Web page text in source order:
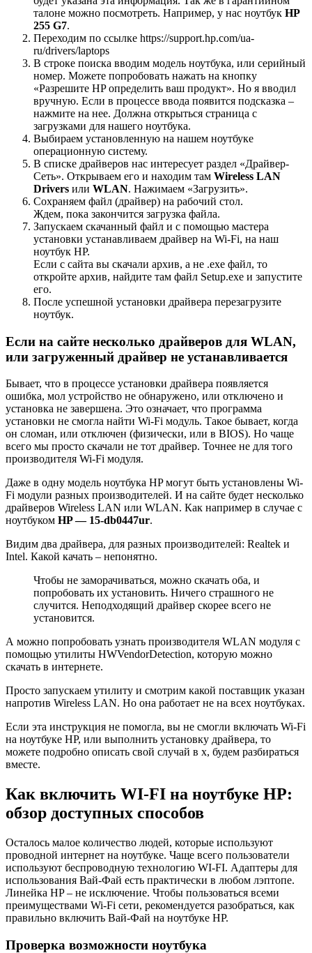
талоне можно посмотреть. Например, у нас ноутбук HP
255 G7.
Переходим по ссылке https://support.hp.com/ua-
ru/drivers/laptops
В строке поиска вводим модель ноутбука, или серийный
номер. Можете попробовать нажать на кнопку
«Разрешите HP определить ваш продукт». Но я вводил
вручную. Если в процессе ввода появится подсказка –
нажмите на нее. Должна открыться страница с
загрузками для нашего ноутбука.
Выбираем установленную на нашем ноутбуке
операционную систему.
В списке драйверов нас интересует раздел «Драйвер-
Сеть». Открываем его и находим там Wireless LAN
Drivers или WLAN. Нажимаем «Загрузить».
Сохраняем файл (драйвер) на рабочий стол.
Ждем, пока закончится загрузка файла.
Запускаем скачанный файл и с помощью мастера
установки устанавливаем драйвер на Wi-Fi, на наш
ноутбук HP.
Если с сайта вы скачали архив, а не .exe файл, то
откройте архив, найдите там файл Setup.exe и запустите
его.
После успешной установки драйвера перезагрузите
ноутбук.
Если на сайте несколько драйверов для WLAN,
или загруженный драйвер не устанавливается
Бывает, что в процессе установки драйвера появляется
ошибка, мол устройство не обнаружено, или отключено и
установка не завершена. Это означает, что программа
установки не смогла найти Wi-Fi модуль. Такое бывает, когда
он сломан, или отключен (физически, или в BIOS). Но чаще
всего мы просто скачали не тот драйвер. Точнее не для того
производителя Wi-Fi модуля.
Даже в одну модель ноутбука HP могут быть установлены Wi-
Fi модули разных производителей. И на сайте будет несколько
драйверов Wireless LAN или WLAN. Как например в случае с
ноутбуком HP — 15-db0447ur.
Видим два драйвера, для разных производителей: Realtek и
Intel. Какой качать – непонятно.
Чтобы не заморачиваться, можно скачать оба, и
попробовать их установить. Ничего страшного не
случится. Неподходящий драйвер скорее всего не
установится.
А можно попробовать узнать производителя WLAN модуля с
помощью утилиты HWVendorDetection, которую можно
скачать в интернете.
Просто запускаем утилиту и смотрим какой поставщик указан
напротив Wireless LAN. Но она работает не на всех ноутбуках.
Если эта инструкция не помогла, вы не смогли включать Wi-Fi
на ноутбуке HP, или выполнить установку драйвера, то
можете подробно описать свой случай в х, будем разбираться
вместе.
Как включить WI-FI на ноутбуке HP:
обзор доступных способов
Осталось малое количество людей, которые используют
проводной интернет на ноутбуке. Чаще всего пользователи
используют беспроводную технологию WI-FI. Адаптеры для
использования Вай-Фай есть практически в любом лэптопе.
Линейка HP – не исключение. Чтобы пользоваться всеми
преимуществами Wi-Fi сети, рекомендуется разобраться, как
правильно включить Вай-Фай на ноутбуке HP.
Проверка возможности ноутбука